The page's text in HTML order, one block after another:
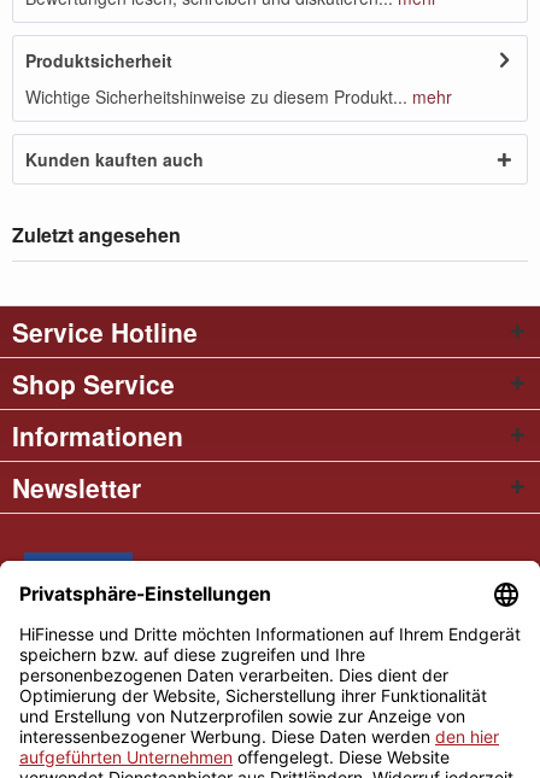
Produktsicherheit
Wichtige Sicherheitshinweise zu diesem Produkt... mehr
Kunden kauften auch
Zuletzt angesehen
Service Hotline
Shop Service
Informationen
Newsletter
* Alle Preise inkl. gesetzl. Mehrwertsteuer
Cookie settings Händler-Login
Über uns
Kontakt und Anfahrt
Versand und Zahlungsbedingungen